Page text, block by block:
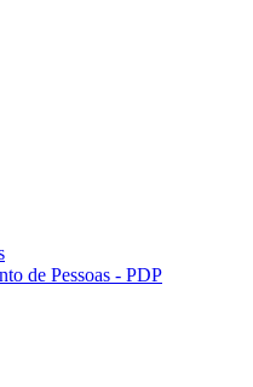
de Pessoas - PDP